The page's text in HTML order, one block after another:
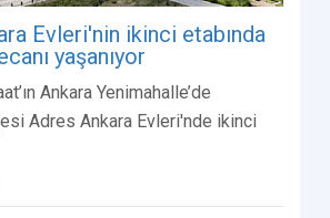
Evleri'nin ikinci etabında
yaşanıyor
Ankara Yenimahalle’de
Adres Ankara Evleri'nde ikinci